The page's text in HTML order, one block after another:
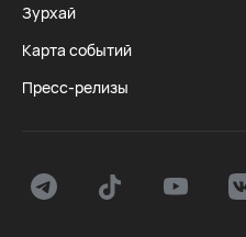
Зурхай
Карта событий
Пресс-релизы